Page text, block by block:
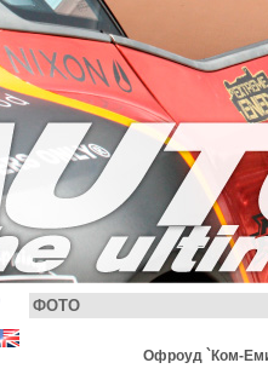
ФОТО
Офроуд `Ком-